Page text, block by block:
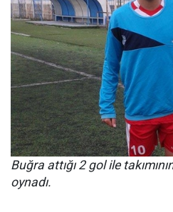
Buğra attığı 2 gol ile
oynadı.